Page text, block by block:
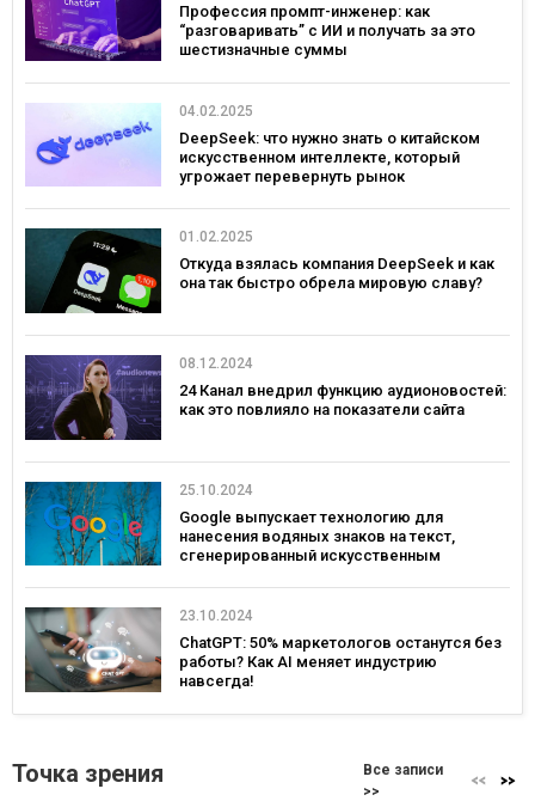
Профессия промпт-инженер: как
“разговаривать” с ИИ и получать за это
шестизначные суммы
04.02.2025
DeepSeek: что нужно знать о китайском
искусственном интеллекте, который
угрожает перевернуть рынок
01.02.2025
Откуда взялась компания DeepSeek и как
она так быстро обрела мировую славу?
08.12.2024
24 Канал внедрил функцию аудионовостей:
как это повлияло на показатели сайта
25.10.2024
Google выпускает технологию для
нанесения водяных знаков на текст,
сгенерированный искусственным
23.10.2024
ChatGPT: 50% маркетологов останутся без
работы? Как AI меняет индустрию
навсегда!
Точка зрения
Все записи
>>